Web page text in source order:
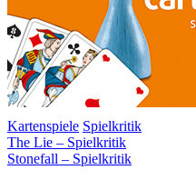
Kartenspiele Spielkritik
Heidelbär
GamesMatthäusStichspiel
Beitragsnavigation
Vorheriger
Beitrag:
The Lie – Spielkritik
Nächster
Stonefall – Spielkritik